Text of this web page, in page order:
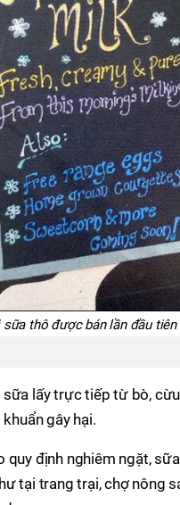
thô được bán lần đầu tiên
sữa lấy trực tiếp từ bò,
gây hại.
quy định nghiêm ngặt,
tại trang trại, chợ nông